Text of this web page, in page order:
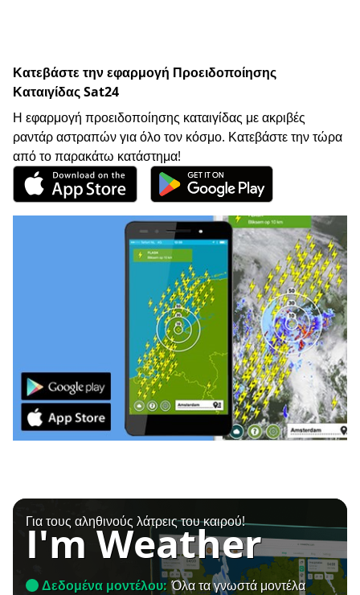
Κατεβάστε την εφαρμογή Προειδοποίησης
Καταιγίδας Sat24
Η εφαρμογή προειδοποίησης καταιγίδας με ακριβές
ραντάρ αστραπών για όλο τον κόσμο. Κατεβάστε την τώρα
από το παρακάτω κατάστημα!
Για τους αληθινούς λάτρεις του καιρού!
I'm Weather
Δεδομένα μοντέλου: Όλα τα γνωστά μοντέλα